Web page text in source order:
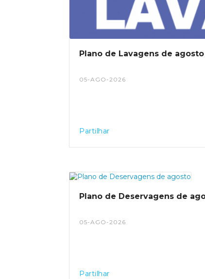
condicionamento, corte e
presentes no local.
Plano de Lavagens de agosto
05-AGO-2026
Partilhar
Plano de Deservagens de
05-AGO-2026
Partilhar